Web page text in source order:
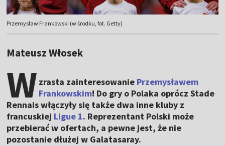
Przemysław Frankowski (w środku, fot. Getty)
Mateusz Włosek
W zrasta zainteresowanie Przemysławem
Frankowskim! Do gry o Polaka oprócz Stade
Rennais włączyły się także dwa inne kluby z
francuskiej Ligue 1. Reprezentant Polski może
przebierać w ofertach, a pewne jest, że nie
pozostanie dłużej w Galatasaray.